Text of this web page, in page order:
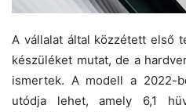
A vállalat által közzétett első
készüléket mutat, de a
ismertek. A modell a 2022-
utódja lehet, amely 6,1